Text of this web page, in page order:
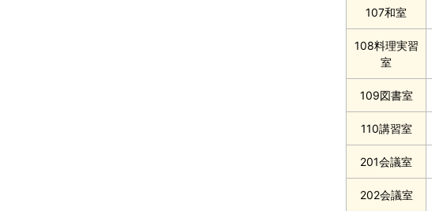
107和室
108料理実習
室
109図書室
110講習室
201会議室
202会議室